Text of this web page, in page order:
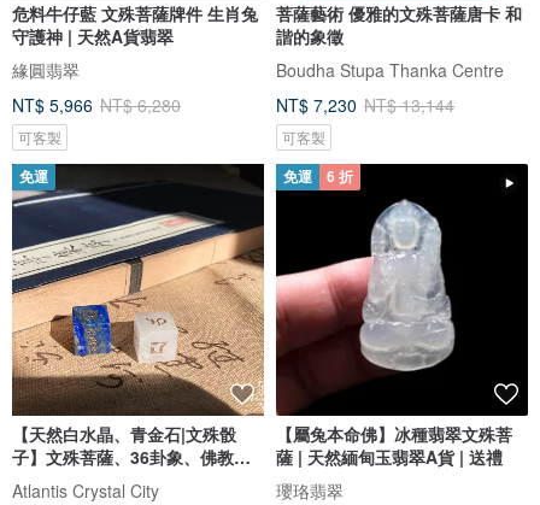
危料牛仔藍 文殊菩薩牌件 生肖兔
守護神 | 天然A貨翡翠
緣圓翡翠
NT$ 5,966 NT$ 6,280
可客製
菩薩藝術 優雅的文殊菩薩唐卡 和
諧的象徵
Boudha Stupa Thanka Centre
NT$ 7,230 NT$ 13,144
可客製
免運
【天然白水晶、青金石|文殊骰
子】文殊菩薩、36卦象、佛教七
寶
Atlantis Crystal City
免運 6 折
【屬兔本命佛】冰種翡翠文殊菩
薩 | 天然緬甸玉翡翠A貨 | 送禮
瓔珞翡翠